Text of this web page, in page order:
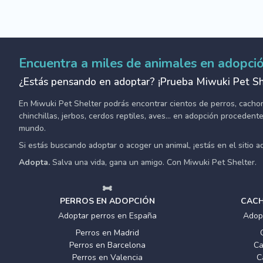
Encuentra a miles de animales en
¿Estás pensando en adoptar? ¡Prueba Miwuki Pet
En Miwuki Pet Shelter podrás encontrar cientos de perros,
chinchillas, jerbos, cerdos reptiles, aves... en adopción
mundo.
Si estás buscando adoptar o acoger un animal, ¡estás en el sitio
Adopta. Salva una vida, gana un amigo. Con Miwuki Pet Shelter.
PERROS EN ADOPCIÓN
Adoptar perros en España
Perros en Madrid
Perros en Barcelona
Perros en Valencia